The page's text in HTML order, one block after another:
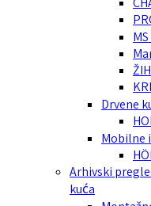
Drvene
Mobilne
Arhivski
kuća